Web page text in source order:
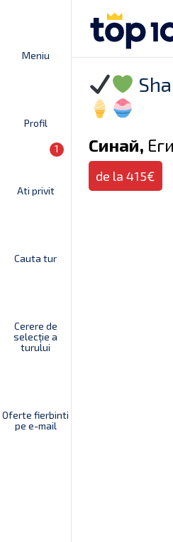
Meniu
Profil
Ati privit
1
Cauta tur
Cerere de
selecție a
turului
Oferte fierbinti
pe e-mail
Синай,
de la 415€